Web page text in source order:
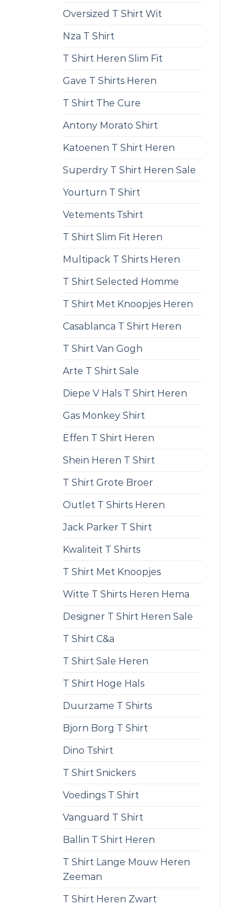
Oversized T Shirt Wit
Nza T Shirt
T Shirt Heren Slim Fit
Gave T Shirts Heren
T Shirt The Cure
Antony Morato Shirt
Katoenen T Shirt Heren
Superdry T Shirt Heren Sale
Yourturn T Shirt
Vetements Tshirt
T Shirt Slim Fit Heren
Multipack T Shirts Heren
T Shirt Selected Homme
T Shirt Met Knoopjes Heren
Casablanca T Shirt Heren
T Shirt Van Gogh
Arte T Shirt Sale
Diepe V Hals T Shirt Heren
Gas Monkey Shirt
Effen T Shirt Heren
Shein Heren T Shirt
T Shirt Grote Broer
Outlet T Shirts Heren
Jack Parker T Shirt
Kwaliteit T Shirts
T Shirt Met Knoopjes
Witte T Shirts Heren Hema
Designer T Shirt Heren Sale
T Shirt C&a
T Shirt Sale Heren
T Shirt Hoge Hals
Duurzame T Shirts
Bjorn Borg T Shirt
Dino Tshirt
T Shirt Snickers
Voedings T Shirt
Vanguard T Shirt
Ballin T Shirt Heren
T Shirt Lange Mouw Heren
Zeeman
T Shirt Heren Zwart